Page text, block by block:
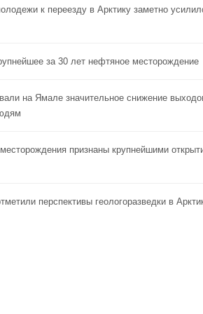
к переезду в Арктику заметно
за 30 лет нефтяное месторождение
на Ямале значительное снижение
признаны крупнейшими
перспективы геологоразведки в